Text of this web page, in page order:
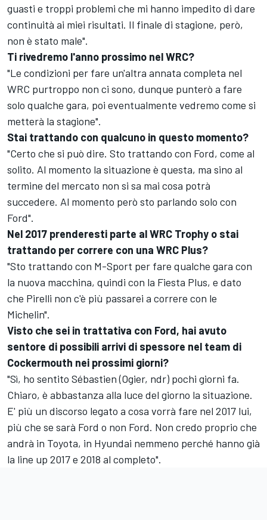
guasti e troppi problemi che mi hanno impedito di dare
continuità ai miei risultati. Il finale di stagione, però,
non è stato male".
Ti rivedremo l'anno prossimo nel WRC?
"Le condizioni per fare un'altra annata completa nel
WRC purtroppo non ci sono, dunque punterò a fare
solo qualche gara, poi eventualmente vedremo come si
metterà la stagione".
Stai trattando con qualcuno in questo momento?
"Certo che si può dire. Sto trattando con Ford, come al
solito. Al momento la situazione è questa, ma sino al
termine del mercato non si sa mai cosa potrà
succedere. Al momento però sto parlando solo con
Ford".
Nel 2017 prenderesti parte al WRC Trophy o stai
trattando per correre con una WRC Plus?
"Sto trattando con M-Sport per fare qualche gara con
la nuova macchina, quindi con la Fiesta Plus, e dato
che Pirelli non c'è più passarei a correre con le
Michelin".
Visto che sei in trattativa con Ford, hai avuto
sentore di possibili arrivi di spessore nel team di
Cockermouth nei prossimi giorni?
"Sì, ho sentito Sébastien (Ogier, ndr) pochi giorni fa.
Chiaro, è abbastanza alla luce del giorno la situazione.
E' più un discorso legato a cosa vorrà fare nel 2017 lui,
più che se sarà Ford o non Ford. Non credo proprio che
andrà in Toyota, in Hyundai nemmeno perché hanno già
la line up 2017 e 2018 al completo".